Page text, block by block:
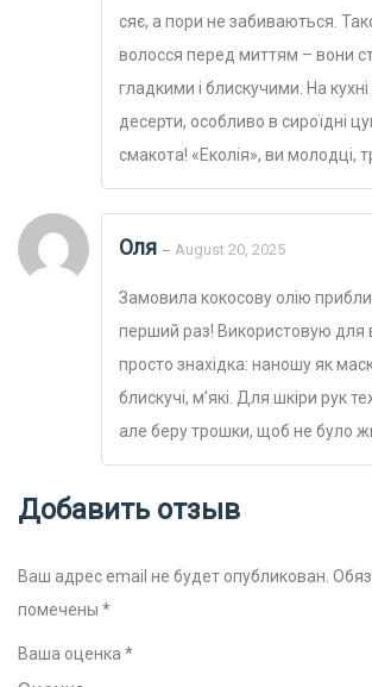
сяє, а пори не забиваються.
волосся перед миттям – вони
гладкими і блискучими. На
десерти, особливо в сироїдні
смакота! «Еколія», ви молодці,
Оля – August 20, 2025
Замовила кокосову олію
перший раз! Використовую для
просто знахідка: наношу як
блискучі, м’які. Для шкіри рук
але беру трошки, щоб не було
Добавить отзыв
Ваш адрес email не будет опубликован.
помечены *
Ваша оценка *